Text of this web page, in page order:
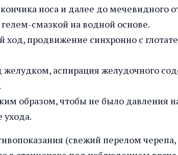
носа и далее до мечевидного
смазкой на водной основе.
ход, продвижение синхронно с
желудком, аспирация желудочного
образом, чтобы не было давления
ухода.
(свежий перелом